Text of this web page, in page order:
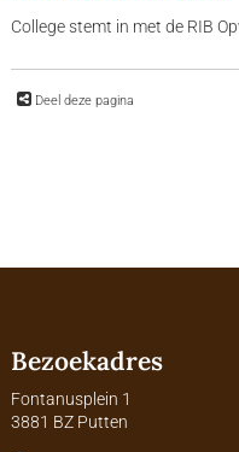
College stemt in met de RIB
Deel deze pagina
Bezoekadres
Fontanusplein 1
3881 BZ Putten